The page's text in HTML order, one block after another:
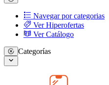
Navegar por categorias
Ver Hiperofertas
Ver Catálogo
Categorías